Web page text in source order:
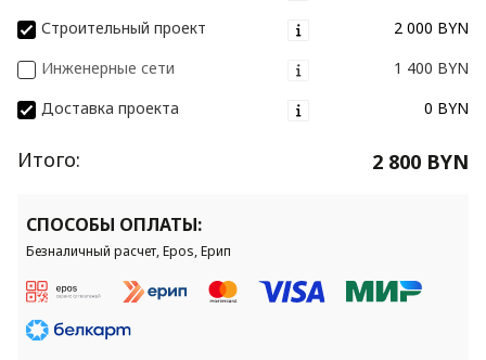
Строительный проект
2 000 BYN
Инженерные сети
1 400 BYN
Доставка проекта
0 BYN
Итого: 2 800 BYN
СПОСОБЫ ОПЛАТЫ:
Безналичный расчет, Epos, Ерип